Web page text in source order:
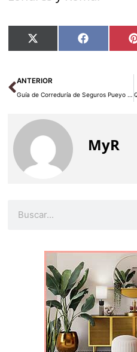
Compartir
en
X
(Twitter)
Compartir
en
Facebook
Ant
ANTERIOR
Guía de Correduría de Seguros Pueyo para Seleccionar el Seguro de Coche Perfecto para Cada Conductor
MyR